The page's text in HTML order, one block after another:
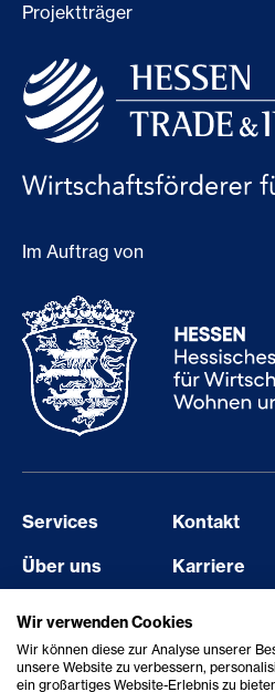
Projektträger
Im Auftrag von
Services
Kontakt
Über uns
Karriere
Events
Barriere
Aktuelles
Erklärung
Wir verwenden Cookies
Wir können diese zur Analyse unserer
unsere Website zu verbessern,
ein großartiges Website-Erlebnis zu